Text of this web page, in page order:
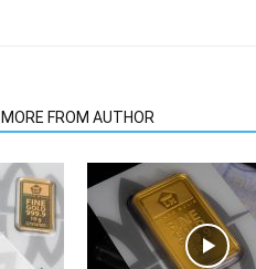
MORE FROM AUTHOR